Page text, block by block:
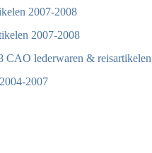
2007-2008
2007-2008
CAO lederwaren & reisartikelen
2007